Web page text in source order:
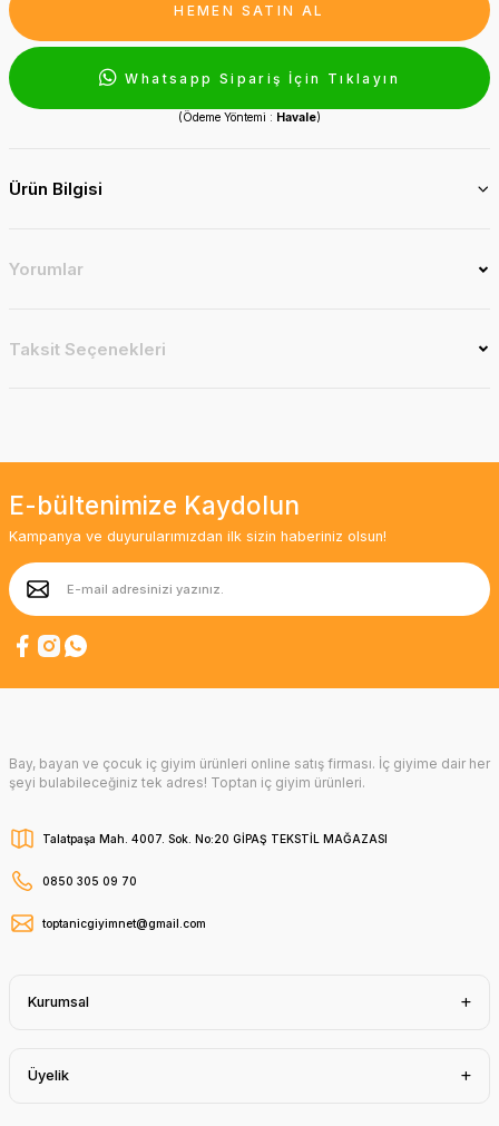
HEMEN SATIN AL
Whatsapp Sipariş İçin Tıklayın
(Ödeme Yöntemi : Havale)
Ürün Bilgisi
Yorumlar
Taksit Seçenekleri
E-bültenimize Kaydolun
Kampanya ve duyurularımızdan ilk sizin haberiniz olsun!
Bay, bayan ve çocuk iç giyim ürünleri online satış firması. İç giyime dair her
şeyi bulabileceğiniz tek adres! Toptan iç giyim ürünleri.
Talatpaşa Mah. 4007. Sok. No:20 GİPAŞ TEKSTİL MAĞAZASI
0850 305 09 70
toptanicgiyimnet@gmail.com
Kurumsal
Üyelik